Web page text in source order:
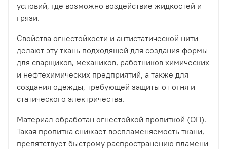
условий, где возможно воздействие жидкостей и
грязи.
Свойства огнестойкости и антистатической нити
делают эту ткань подходящей для создания формы
для сварщиков, механиков, работников химических
и нефтехимических предприятий, а также для
создания одежды, требующей защиты от огня и
статического электричества.
Материал обработан огнестойкой пропиткой (ОП).
Такая пропитка снижает воспламеняемость ткани,
препятствует быстрому распространению пламени